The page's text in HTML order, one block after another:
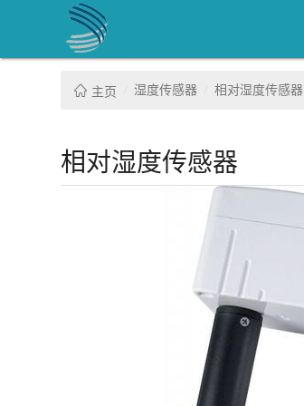
主页 湿度传感器 相对湿度传感器
相对湿度传感器